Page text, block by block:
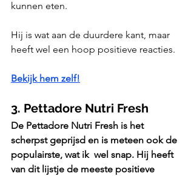
kunnen eten.
Hij is wat aan de duurdere kant, maar
heeft wel een hoop positieve reacties.
Bekijk hem zelf!
3. Pettadore Nutri Fresh
De Pettadore Nutri Fresh is het
scherpst geprijsd en is meteen ook de
populairste, wat ik  wel snap. Hij heeft
van dit lijstje de meeste positieve